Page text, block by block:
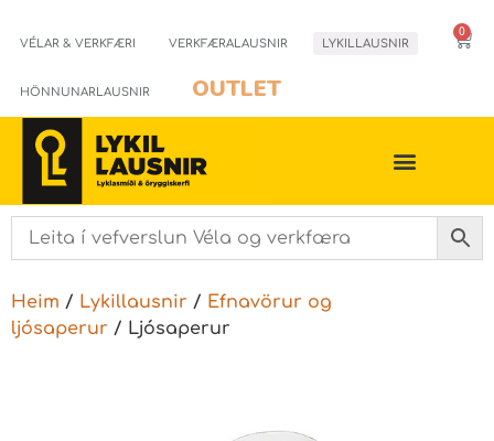
VÉLAR & VERKFÆRI VERKFÆRALAUSNIR LYKILLAUSNIR
HÖNNUNARLAUSNIR OUTLET
0
Heim / Lykillausnir / Efnavörur og
ljósaperur / Ljósaperur